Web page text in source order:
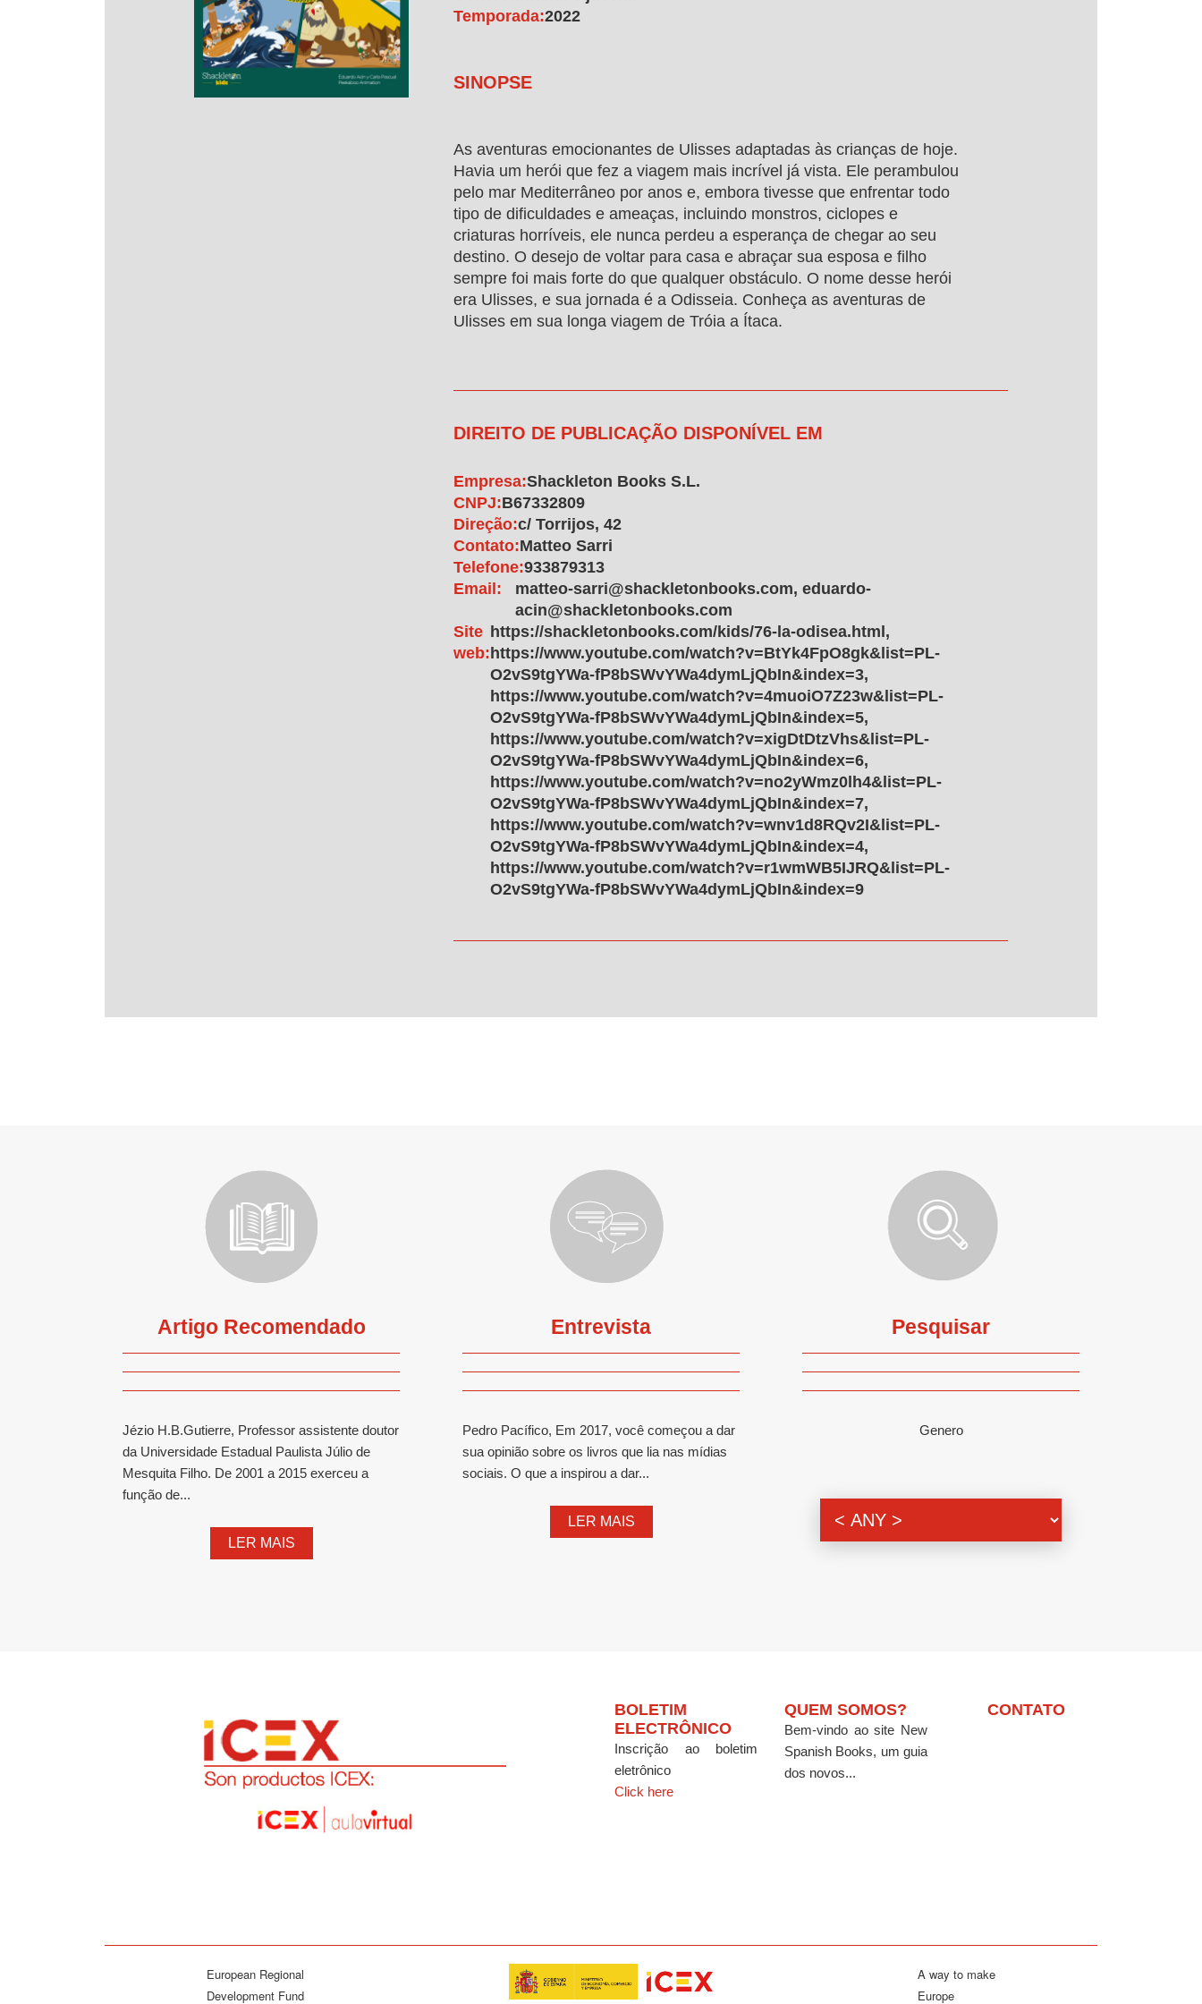
Temporada:2022
SINOPSE
As aventuras emocionantes de Ulisses adaptadas às crianças de hoje.
Havia um herói que fez a viagem mais incrível já vista. Ele perambulou
pelo mar Mediterrâneo por anos e, embora tivesse que enfrentar todo
tipo de dificuldades e ameaças, incluindo monstros, ciclopes e
criaturas horríveis, ele nunca perdeu a esperança de chegar ao seu
destino. O desejo de voltar para casa e abraçar sua esposa e filho
sempre foi mais forte do que qualquer obstáculo. O nome desse herói
era Ulisses, e sua jornada é a Odisseia. Conheça as aventuras de
Ulisses em sua longa viagem de Tróia a Ítaca.
DIREITO DE PUBLICAÇÃO DISPONÍVEL EM
Empresa:Shackleton Books S.L.
CNPJ:B67332809
Direção:c/ Torrijos, 42
Contato:Matteo Sarri
Telefone:933879313
Email:
matteo-sarri@shackletonbooks.com, eduardo-
acin@shackletonbooks.com
Site
web:
https://shackletonbooks.com/kids/76-la-odisea.html,
https://www.youtube.com/watch?v=BtYk4FpO8gk&list=PL-
O2vS9tgYWa-fP8bSWvYWa4dymLjQbIn&index=3,
https://www.youtube.com/watch?v=4muoiO7Z23w&list=PL-
O2vS9tgYWa-fP8bSWvYWa4dymLjQbIn&index=5,
https://www.youtube.com/watch?v=xigDtDtzVhs&list=PL-
O2vS9tgYWa-fP8bSWvYWa4dymLjQbIn&index=6,
https://www.youtube.com/watch?v=no2yWmz0lh4&list=PL-
O2vS9tgYWa-fP8bSWvYWa4dymLjQbIn&index=7,
https://www.youtube.com/watch?v=wnv1d8RQv2I&list=PL-
O2vS9tgYWa-fP8bSWvYWa4dymLjQbIn&index=4,
https://www.youtube.com/watch?v=r1wmWB5IJRQ&list=PL-
O2vS9tgYWa-fP8bSWvYWa4dymLjQbIn&index=9
Artigo Recomendado
Jézio H.B.Gutierre, Professor assistente doutor
da Universidade Estadual Paulista Júlio de
Mesquita Filho. De 2001 a 2015 exerceu a
função de...
LER MAIS
Entrevista
Pedro Pacífico, Em 2017, você começou a dar
sua opinião sobre os livros que lia nas mídias
sociais. O que a inspirou a dar...
LER MAIS
Pesquisar
Genero
BOLETIM
ELECTRÔNICO
Inscrição ao boletim
eletrônico
Click here
QUEM SOMOS?
Bem-vindo ao site New
Spanish Books, um guia
dos novos...
CONTATO
European Regional
Development Fund
A way to make
Europe